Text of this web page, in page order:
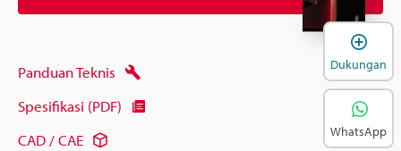
Panduan Teknis
Spesifikasi (PDF)
CAD / CAE
Dukungan
WhatsApp